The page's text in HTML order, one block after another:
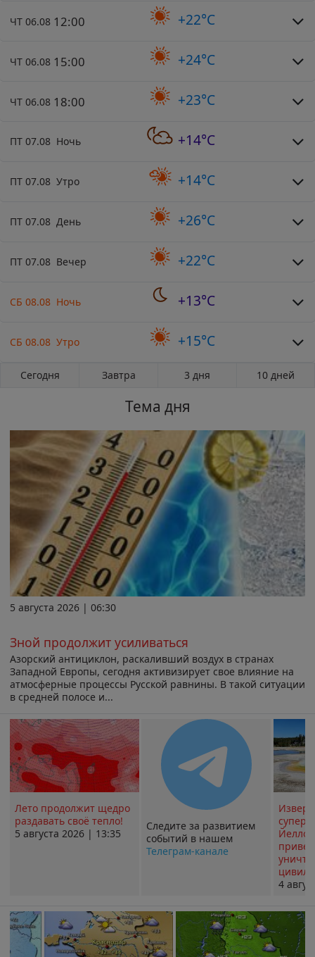
ЧТ 06.08 12:00 +22°C
ЧТ 06.08 15:00 +24°C
ЧТ 06.08 18:00 +23°C
ПТ 07.08 Ночь +14°C
ПТ 07.08 Утро +14°C
ПТ 07.08 День +26°C
ПТ 07.08 Вечер +22°C
СБ 08.08 Ночь +13°C
СБ 08.08 Утро +15°C
Сегодня Завтра 3 дня 10 дней
Тема дня
5 августа 2026 | 06:30
Зной продолжит усиливаться
Азорский антициклон, раскаливший воздух в странах
Западной Европы, сегодня активизирует свое влияние на
атмосферные процессы Русской равнины. В такой ситуации
в средней полосе и...
Лето продолжит щедро
раздавать своё тепло!
5 августа 2026 | 13:35
Следите за развитием
событий в нашем
Телеграм-канале
4